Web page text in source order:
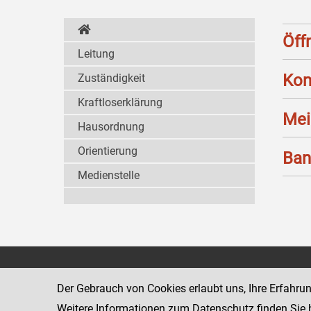
Leitung
Zuständigkeit
Kraftloserklärung
Hausordnung
Orientierung
Medienstelle
Zivilrechtssachen Wien
www.justiz.gv.at/wzl
Der Gebrauch von Cookies erlaubt uns, Ihre